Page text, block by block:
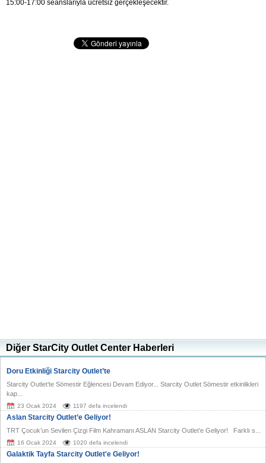
15:00-17:00 seanslarıyla ücretsiz gerçekleşecektir.
Diğer StarCity Outlet Center Haberleri
Doru Etkinliği Starcity Outlet’te
Starcity Outlet’te Sömestir Eğlencesi Devam Ediyor... Starcity Outlet Sömestir etkinlikleri
kap...
23 Ocak 2024 1197 defa incelendi
Aslan Starcity Outlet’e Geliyor!
TRT Çocuk’un Sevilen Çizgi Film Kahramanı ASLAN Starcity Outlet’e Geliyor! Farklı s...
16 Ocak 2024 1020 defa incelendi
Galaktik Tayfa Starcity Outlet'e Geliyor!